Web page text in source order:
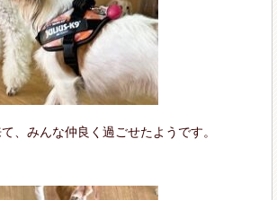
、みんな仲良く過ごせたようです。